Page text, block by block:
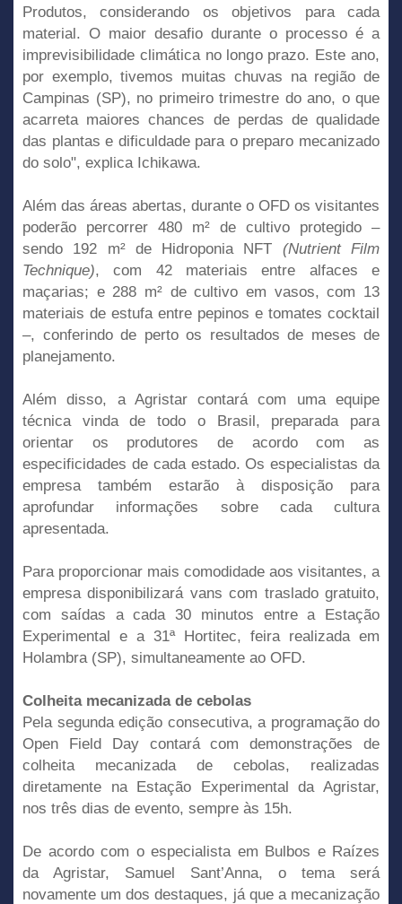
Produtos, considerando os objetivos para cada
material. O maior desafio durante o processo é a
imprevisibilidade climática no longo prazo. Este ano,
por exemplo, tivemos muitas chuvas na região de
Campinas (SP), no primeiro trimestre do ano, o que
acarreta maiores chances de perdas de qualidade
das plantas e dificuldade para o preparo mecanizado
do solo", explica Ichikawa.
Além das áreas abertas, durante o OFD os visitantes
poderão percorrer 480 m² de cultivo protegido –
sendo 192 m² de Hidroponia NFT (Nutrient Film
Technique), com 42 materiais entre alfaces e
maçarias; e 288 m² de cultivo em vasos, com 13
materiais de estufa entre pepinos e tomates cocktail
–, conferindo de perto os resultados de meses de
planejamento.
Além disso, a Agristar contará com uma equipe
técnica vinda de todo o Brasil, preparada para
orientar os produtores de acordo com as
especificidades de cada estado. Os especialistas da
empresa também estarão à disposição para
aprofundar informações sobre cada cultura
apresentada.
Para proporcionar mais comodidade aos visitantes, a
empresa disponibilizará vans com traslado gratuito,
com saídas a cada 30 minutos entre a Estação
Experimental e a 31ª Hortitec, feira realizada em
Holambra (SP), simultaneamente ao OFD.
Colheita mecanizada de cebolas
Pela segunda edição consecutiva, a programação do
Open Field Day contará com demonstrações de
colheita mecanizada de cebolas, realizadas
diretamente na Estação Experimental da Agristar,
nos três dias de evento, sempre às 15h.
De acordo com o especialista em Bulbos e Raízes
da Agristar, Samuel Sant’Anna, o tema será
novamente um dos destaques, já que a mecanização